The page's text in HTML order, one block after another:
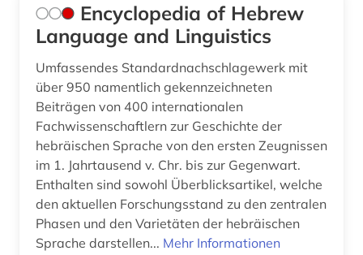
Encyclopedia of Hebrew
Language and Linguistics
Umfassendes Standardnachschlagewerk mit
über 950 namentlich gekennzeichneten
Beiträgen von 400 internationalen
Fachwissenschaftlern zur Geschichte der
hebräischen Sprache von den ersten Zeugnissen
im 1. Jahrtausend v. Chr. bis zur Gegenwart.
Enthalten sind sowohl Überblicksartikel, welche
den aktuellen Forschungsstand zu den zentralen
Phasen und den Varietäten der hebräischen
Sprache darstellen... Mehr Informationen